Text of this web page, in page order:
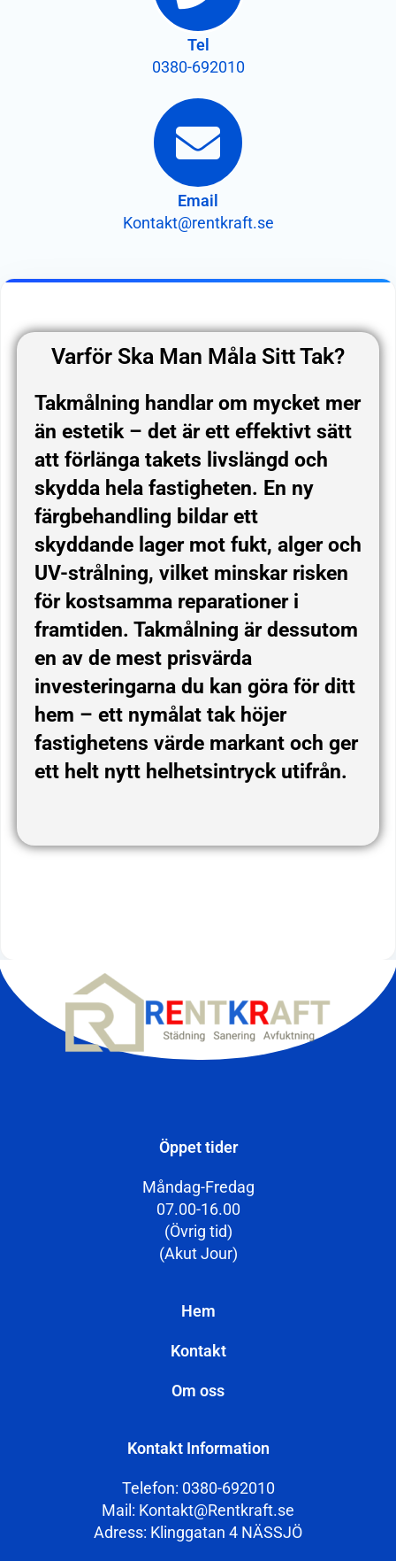
Tel
0380-692010
Email
Kontakt@rentkraft.se
Varför Ska Man Måla Sitt Tak?
Takmålning handlar om mycket mer
än estetik – det är ett effektivt sätt
att förlänga takets livslängd och
skydda hela fastigheten. En ny
färgbehandling bildar ett
skyddande lager mot fukt, alger och
UV-strålning, vilket minskar risken
för kostsamma reparationer i
framtiden. Takmålning är dessutom
en av de mest prisvärda
investeringarna du kan göra för ditt
hem – ett nymålat tak höjer
fastighetens värde markant och ger
ett helt nytt helhetsintryck utifrån.
Öppet tider
Måndag-Fredag
07.00-16.00
(Övrig tid)
(Akut Jour)
Hem
Kontakt
Om oss
Kontakt Information
Telefon: 0380-692010
Mail: Kontakt@Rentkraft.se
Adress: Klinggatan 4 NÄSSJÖ